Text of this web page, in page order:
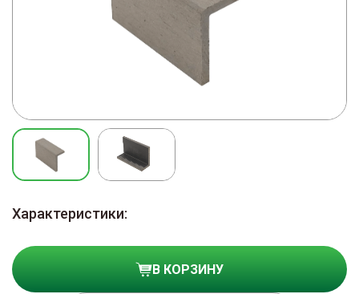
Характеристики:
В КОРЗИНУ